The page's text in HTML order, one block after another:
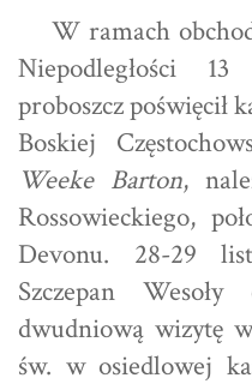
W ramach
Niepodległości
proboszcz poświęcił
Boskiej
Weeke Barton,
Rossowieckiego,
Devonu. 28-29
Szczepan
dwudniową wizytę
św. w osiedlowej